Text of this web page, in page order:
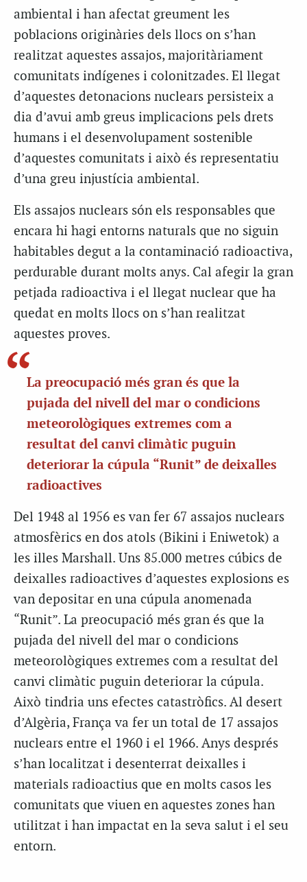
ambiental i han afectat greument les
poblacions originàries dels llocs on s’han
realitzat aquestes assajos, majoritàriament
comunitats indígenes i colonitzades. El llegat
d’aquestes detonacions nuclears persisteix a
dia d’avui amb greus implicacions pels drets
humans i el desenvolupament sostenible
d’aquestes comunitats i això és representatiu
d’una greu injustícia ambiental.
Els assajos nuclears són els responsables que
encara hi hagi entorns naturals que no siguin
habitables degut a la contaminació radioactiva,
perdurable durant molts anys. Cal afegir la gran
petjada radioactiva i el llegat nuclear que ha
quedat en molts llocs on s’han realitzat
aquestes proves.
La preocupació més gran és que la
pujada del nivell del mar o condicions
meteorològiques extremes com a
resultat del canvi climàtic puguin
deteriorar la cúpula “Runit” de deixalles
radioactives
Del 1948 al 1956 es van fer 67 assajos nuclears
atmosfèrics en dos atols (Bikini i Eniwetok) a
les illes Marshall. Uns 85.000 metres cúbics de
deixalles radioactives d’aquestes explosions es
van depositar en una cúpula anomenada
“Runit”. La preocupació més gran és que la
pujada del nivell del mar o condicions
meteorològiques extremes com a resultat del
canvi climàtic puguin deteriorar la cúpula.
Això tindria uns efectes catastròfics. Al desert
d’Algèria, França va fer un total de 17 assajos
nuclears entre el 1960 i el 1966. Anys després
s’han localitzat i desenterrat deixalles i
materials radioactius que en molts casos les
comunitats que viuen en aquestes zones han
utilitzat i han impactat en la seva salut i el seu
entorn.